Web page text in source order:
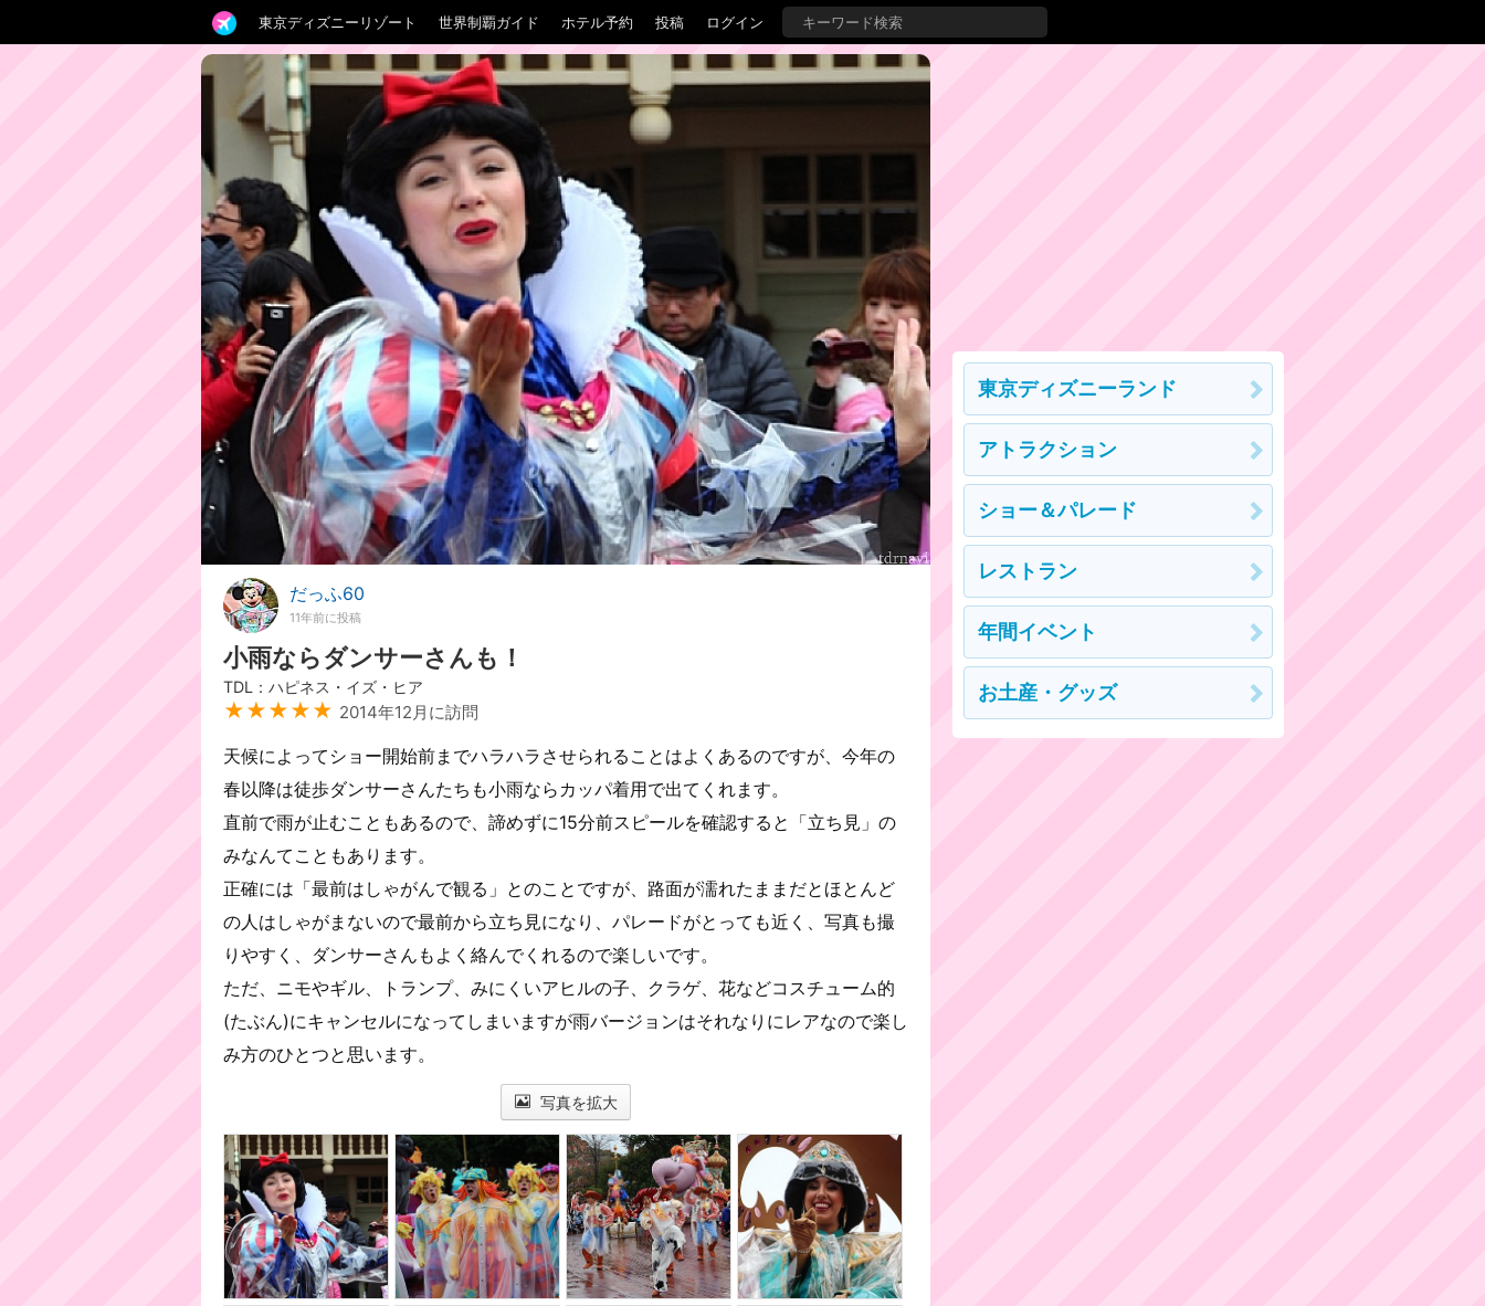
東京ディズニーリゾート 世界制覇ガイド ホテル予約 投稿 ログイン
だっふ60
11年前に投稿
小雨ならダンサーさんも！
TDL：ハピネス・イズ・ヒア
★★★★★ 2014年12月に訪問
天候によってショー開始前までハラハラさせられることはよくあるのですが、今年の
春以降は徒歩ダンサーさんたちも小雨ならカッパ着用で出てくれます。
直前で雨が止むこともあるので、諦めずに15分前スピールを確認すると「立ち見」の
みなんてこともあります。
正確には「最前はしゃがんで観る」とのことですが、路面が濡れたままだとほとんど
の人はしゃがまないので最前から立ち見になり、パレードがとっても近く、写真も撮
りやすく、ダンサーさんもよく絡んでくれるので楽しいです。
ただ、ニモやギル、トランプ、みにくいアヒルの子、クラゲ、花などコスチューム的
(たぶん)にキャンセルになってしまいますが雨バージョンはそれなりにレアなので楽し
み方のひとつと思います。
写真を拡大
東京ディズニーランド
アトラクション
ショー＆パレード
レストラン
年間イベント
お土産・グッズ